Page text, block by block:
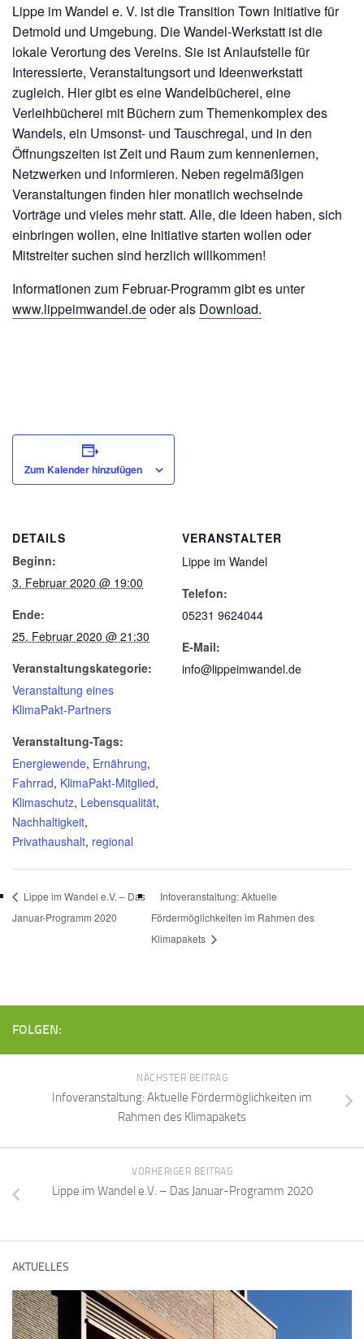
Lippe im Wandel e. V. ist die Transition Town Initiative für
Detmold und Umgebung. Die Wandel-Werkstatt ist die
lokale Verortung des Vereins. Sie ist Anlaufstelle für
Interessierte, Veranstaltungsort und Ideenwerkstatt
zugleich. Hier gibt es eine Wandelbücherei, eine
Verleihbücherei mit Büchern zum Themenkomplex des
Wandels, ein Umsonst- und Tauschregal, und in den
Öffnungszeiten ist Zeit und Raum zum kennenlernen,
Netzwerken und informieren. Neben regelmäßigen
Veranstaltungen finden hier monatlich wechselnde
Vorträge und vieles mehr statt. Alle, die Ideen haben, sich
einbringen wollen, eine Initiative starten wollen oder
Mitstreiter suchen sind herzlich willkommen!
Informationen zum Februar-Programm gibt es unter
www.lippeimwandel.deoder als Download.
Zum Kalender hinzufügen
DETAILS
Beginn:
3. Februar 2020 @ 19:00
Ende:
25. Februar 2020 @ 21:30
Veranstaltungskategorie:
Veranstaltung eines
KlimaPakt-Partners
Veranstaltung-Tags:
Energiewende, Ernährung,
Fahrrad, KlimaPakt-Mitglied,
Klimaschutz, Lebensqualität,
Nachhaltigkeit,
Privathaushalt, regional
VERANSTALTER
Lippe im Wandel
Telefon:
05231 9624044
E-Mail:
info@lippeimwandel.de
Lippe im Wandel e.V. – Das
Januar-Programm 2020
Infoveranstaltung: Aktuelle
Fördermöglichkeiten im Rahmen des
Klimapakets
FOLGEN:
NÄCHSTER BEITRAG
Infoveranstaltung: Aktuelle Fördermöglichkeiten im
Rahmen des Klimapakets
VORHERIGER BEITRAG
Lippe im Wandel e.V. – Das Januar-Programm 2020
AKTUELLES